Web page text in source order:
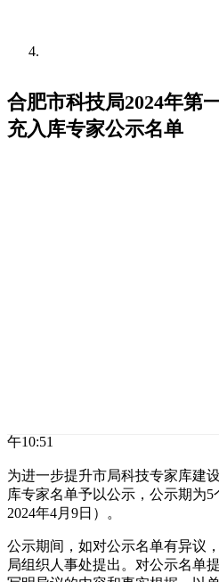
合肥市科技局2024年第
充入库专家公示名单
午10:51
为进一步提升市局科技专家库建
库专家名单予以公示，公示期为5
2024年4月9日）。
公示期间，如对公示名单有异议
局组织人事处提出。对公示名单